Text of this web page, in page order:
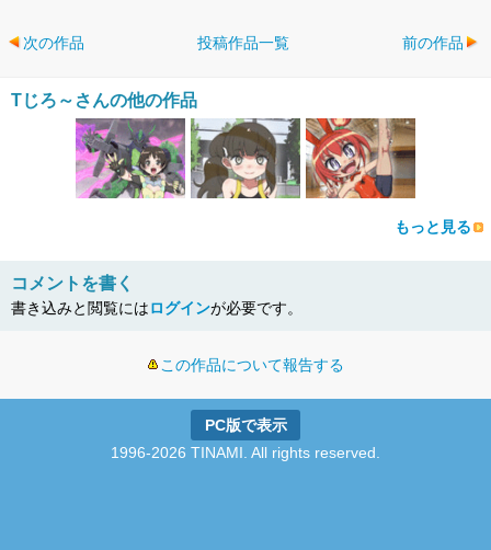
次の作品 投稿作品一覧 前の作品
Tじろ～さんの他の作品
もっと見る
コメントを書く
書き込みと閲覧にはログインが必要です。
この作品について報告する
PC版で表示
1996-2026 TINAMI. All rights reserved.